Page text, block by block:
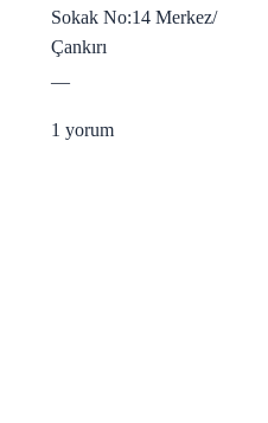
Sokak No:14 Merkez/
Çankırı
—
1 yorum